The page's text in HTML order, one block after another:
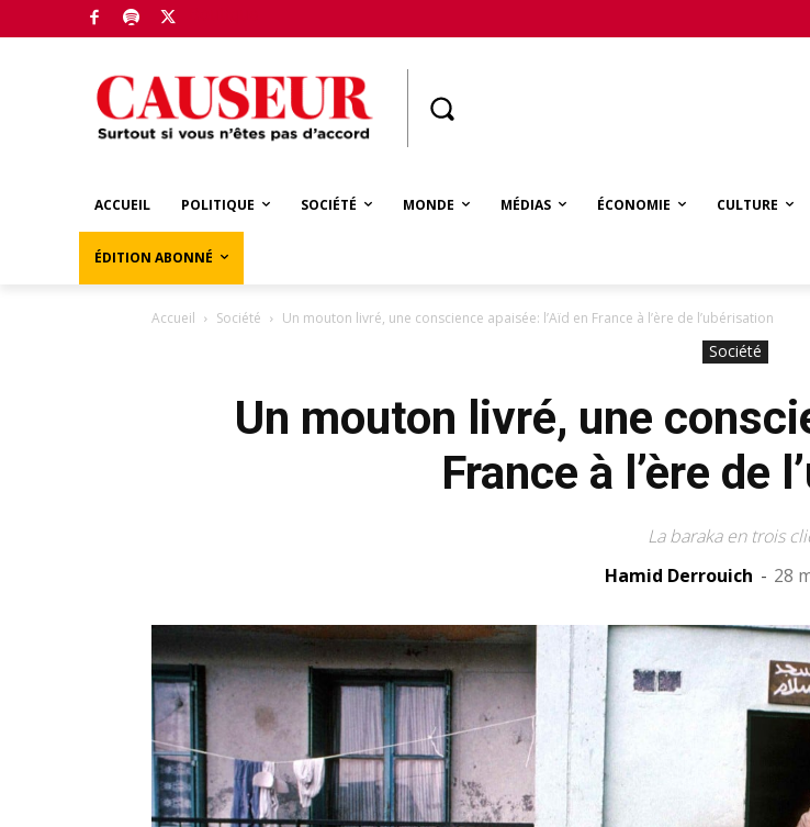
ACCUEIL POLITIQUE SOCIÉTÉ MONDE MÉDIAS ÉCONOMIE CULTURE
ÉDITION ABONNÉ
Accueil Société Un mouton livré, une conscience apaisée: l’Aïd en France à l’ère de l’ubérisation
Société
Un mouton livré, une
France à l’ère de
La baraka en trois
Hamid Derrouich - 28